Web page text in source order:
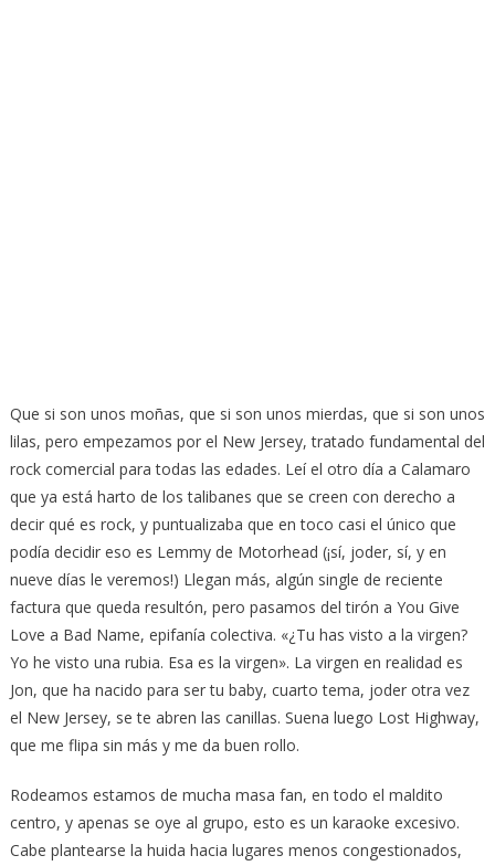
Que si son unos moñas, que si son unos mierdas, que si son unos
lilas, pero empezamos por el New Jersey, tratado fundamental del
rock comercial para todas las edades. Leí el otro día a Calamaro
que ya está harto de los talibanes que se creen con derecho a
decir qué es rock, y puntualizaba que en toco casi el único que
podía decidir eso es Lemmy de Motorhead (¡sí, joder, sí, y en
nueve días le veremos!) Llegan más, algún single de reciente
factura que queda resultón, pero pasamos del tirón a You Give
Love a Bad Name, epifanía colectiva. «¿Tu has visto a la virgen?
Yo he visto una rubia. Esa es la virgen». La virgen en realidad es
Jon, que ha nacido para ser tu baby, cuarto tema, joder otra vez
el New Jersey, se te abren las canillas. Suena luego Lost Highway,
que me flipa sin más y me da buen rollo.
Rodeamos estamos de mucha masa fan, en todo el maldito
centro, y apenas se oye al grupo, esto es un karaoke excesivo.
Cabe plantearse la huida hacia lugares menos congestionados,